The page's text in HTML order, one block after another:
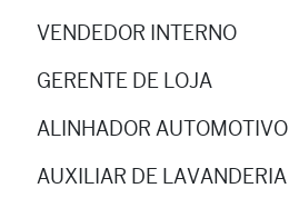
VENDEDOR INTERNO
GERENTE DE LOJA
ALINHADOR AUTOMOTIVO
AUXILIAR DE LAVANDERIA